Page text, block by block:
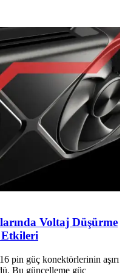
Voltaj Düşürme
Etkileri
pin güç konektörlerinin aşırı
Bu güncelleme güç